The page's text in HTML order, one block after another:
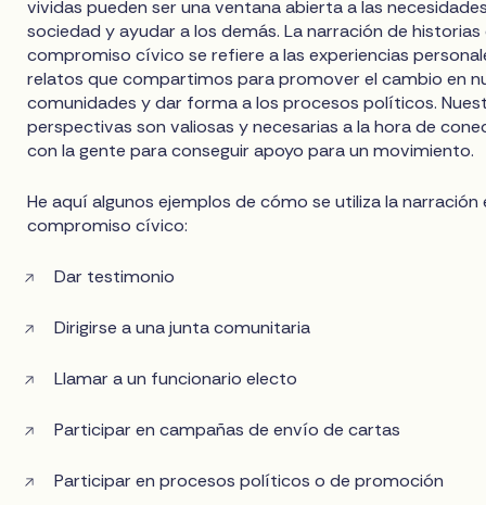
vividas pueden ser una ventana abierta a las
sociedad y ayudar a los demás. La narración de historias
compromiso cívico se refiere a las experiencias
relatos que compartimos para promover el cambio en
comunidades y dar forma a los procesos políticos.
perspectivas son valiosas y necesarias a la hora de
con la gente para conseguir apoyo para un movimiento.
He aquí algunos ejemplos de cómo se utiliza la narración
compromiso cívico:
Dar testimonio
Dirigirse a una junta comunitaria
Llamar a un funcionario electo
Participar en campañas de envío de cartas
Participar en procesos políticos o de promoción